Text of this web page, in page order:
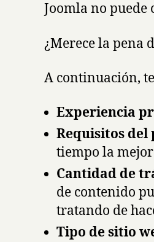
Joomla no puede
¿Merece la pena
A continuación,
Experiencia
Requisitos del
tiempo la
Cantidad de
de contenido
tratando de
Tipo de sitio